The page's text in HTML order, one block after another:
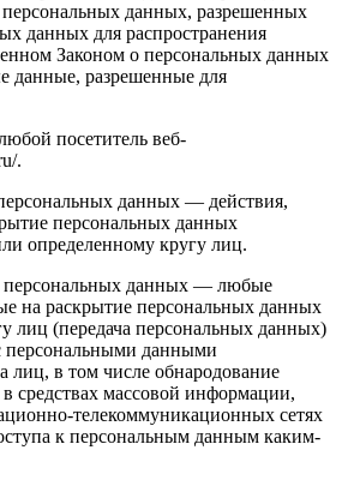
персональных данных, разрешенных
данных для распространения
Законом о персональных данных
данные, разрешенные для
посетитель веб-
.
данных — действия,
персональных данных
определенному кругу лиц.
персональных данных — любые
на раскрытие персональных данных
лиц (передача персональных данных)
персональными данными
лиц, в том числе обнародование
средствах массовой информации,
телекоммуникационных сетях
к персональным данным каким-